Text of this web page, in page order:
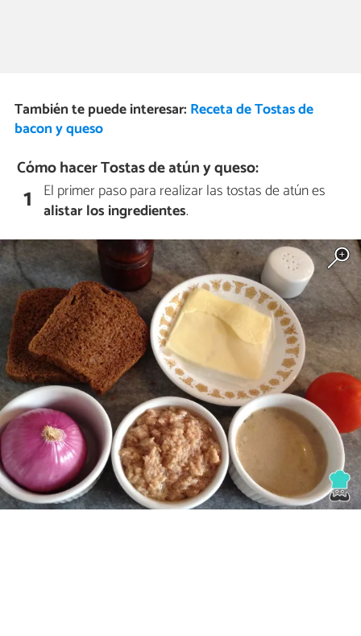
También te puede interesar: Receta de Tostas de
bacon y queso
Cómo hacer Tostas de atún y queso:
1 El primer paso para realizar las tostas de atún es
alistar los ingredientes.